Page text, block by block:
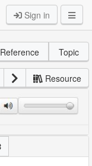
Sign in
Reference Topic
Resource